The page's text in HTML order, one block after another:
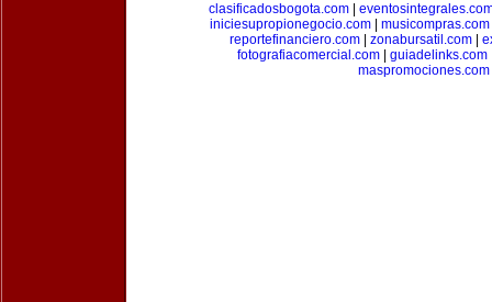
clasificadosbogota.com
iniciesupropionegocio.com
musicompras.com
reportefinanciero.com| zonabursatil.com|
fotografiacomercial.com
guiadelinks.com
maspromociones.com